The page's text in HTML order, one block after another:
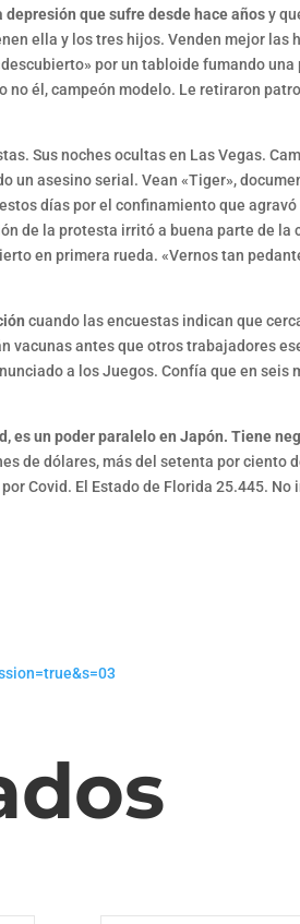
depresión que sufre desde hace añosy
ella y los tres hijos. Venden mejor las
por un tabloide fumando
no él, campeón modelo. Le retiraron
Sus noches ocultas en Las Vegas.
un asesino serial. Vean «Tiger»,
días por el confinamiento que
de la protesta irritó a buena parte de la
en primera rueda. «Vernos tan
cuando las encuestas indican que
vacunas antes que otros trabajadores
a los Juegos. Confía que en seis
es un poder paralelo en Japón. Tiene
de dólares, más del setenta por ciento
Covid. El Estado de Florida 25.445. No